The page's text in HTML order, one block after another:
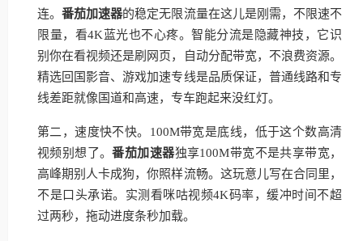
连。番茄加速器的稳定无限流量在这儿是刚需，不限速不
限量，看4K蓝光也不心疼。智能分流是隐藏神技，它识
别你在看视频还是刷网页，自动分配带宽，不浪费资源。
精选回国影音、游戏加速专线是品质保证，普通线路和专
线差距就像国道和高速，专车跑起来没红灯。
第二，速度快不快。100M带宽是底线，低于这个数高清
视频别想了。番茄加速器独享100M带宽不是共享带宽，
高峰期别人卡成狗，你照样流畅。这玩意儿写在合同里，
不是口头承诺。实测看咪咕视频4K码率，缓冲时间不超
过两秒，拖动进度条秒加载。